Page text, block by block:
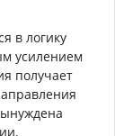
в логику
усилением
получает